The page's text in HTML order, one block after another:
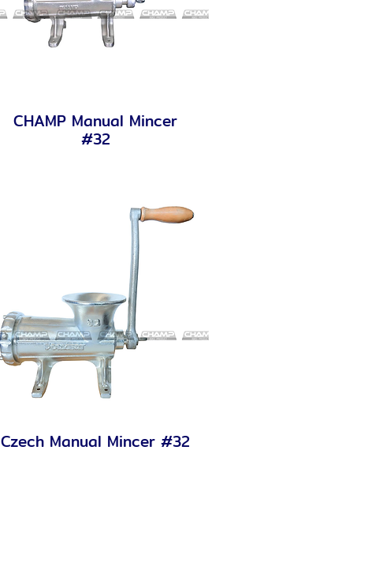
Quick View
CHAMP Manual Mincer
#32
Quick View
Czech Manual Mincer #32